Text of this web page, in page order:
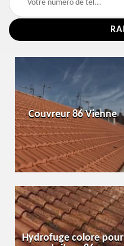
Couvreur 86 Vienne
Hydrofuge colore pour